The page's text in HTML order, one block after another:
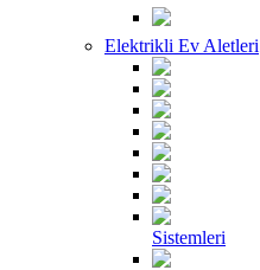
Elektrikli Ev Aletleri
Sistemleri